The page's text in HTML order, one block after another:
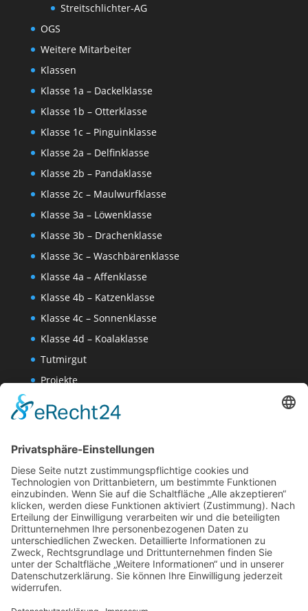
Streitschlichter-AG
OGS
Weitere Mitarbeiter
Klassen
Klasse 1a – Dackelklasse
Klasse 1b – Otterklasse
Klasse 1c – Pinguinklasse
Klasse 2a – Delfinklasse
Klasse 2b – Pandaklasse
Klasse 2c – Maulwurfklasse
Klasse 3a – Löwenklasse
Klasse 3b – Drachenklasse
Klasse 3c – Waschbärenklasse
Klasse 4a – Affenklasse
Klasse 4b – Katzenklasse
Klasse 4c – Sonnenklasse
Klasse 4d – Koalaklasse
Tutmirgut
Projekte
Wissenschaften-AG
Datenschutzerklärung
Website Administration